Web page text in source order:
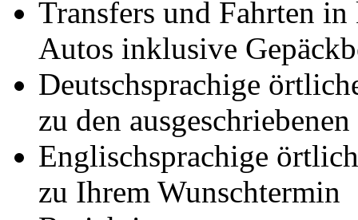
Transfers und Fahrten
Autos inklusive
Deutschsprachige
zu den
Englischsprachige
zu Ihrem Wunschtermin